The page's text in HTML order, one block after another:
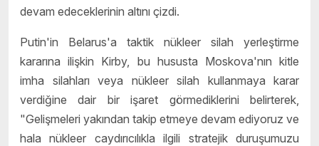
devam edeceklerinin altını çizdi.
Putin'in Belarus'a taktik nükleer silah yerleştirme
kararına ilişkin Kirby, bu hususta Moskova'nın kitle
imha silahları veya nükleer silah kullanmaya karar
verdiğine dair bir işaret görmediklerini belirterek,
"Gelişmeleri yakından takip etmeye devam ediyoruz ve
hala nükleer caydırıcılıkla ilgili stratejik duruşumuzu